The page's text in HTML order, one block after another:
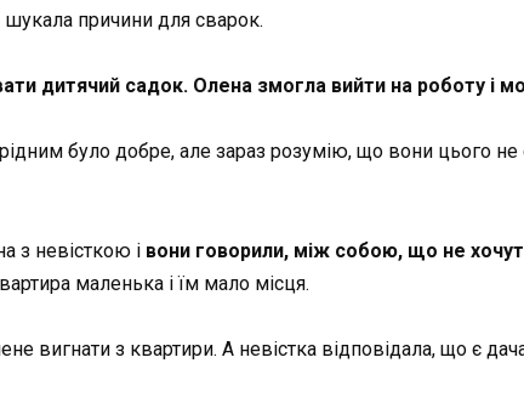
причини для сварок.
дитячий садок. Олена змогла вийти на роботу і
було добре, але зараз розумію, що вони цього
з невісткою і вони говорили, між собою, що не
маленька і їм мало місця.
вигнати з квартири. А невістка відповідала, що є